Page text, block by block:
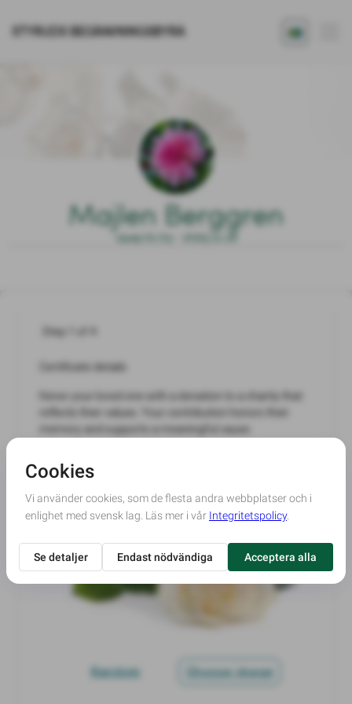
STYRUDS BEGRAVNINGSBYRÅ
Majlen Berggren
1949.01.03 - 2025.11.18